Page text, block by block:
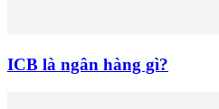
ICB là ngân hàng gì?